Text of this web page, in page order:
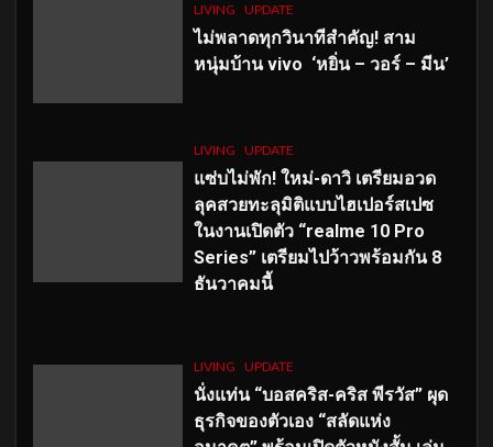
LIVING UPDATE
ไม่พลาดทุกวินาทีสำคัญ! สาม
หนุ่มบ้าน vivo ‘หยิ่น – วอร์ – มีน’
LIVING UPDATE
แซ่บไม่พัก! ใหม่-ดาวิ เตรียมอวด
ลุคสวยทะลุมิติแบบไฮเปอร์สเปซ
ในงานเปิดตัว “realme 10 Pro
Series” เตรียมไปว้าวพร้อมกัน 8
ธันวาคมนี้
LIVING UPDATE
นั่งแท่น “บอสคริส-คริส พีรวัส” ผุด
ธุรกิจของตัวเอง “สลัดแห่ง